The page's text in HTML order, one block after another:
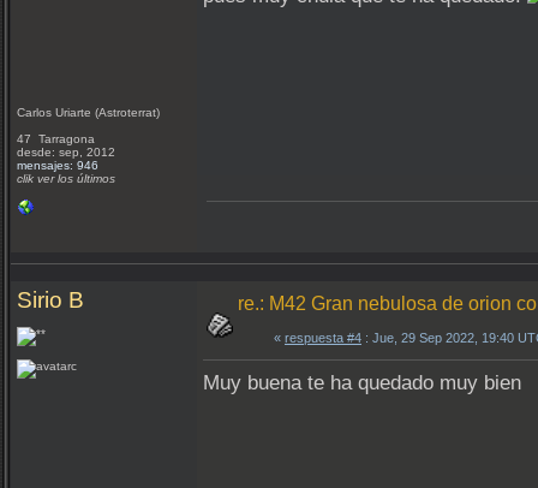
Carlos Uriarte (Astroterrat)
47 Tarragona
desde: sep, 2012
mensajes: 946
clik ver los últimos
Sirio B re.: M42 Gran nebulosa de orion
« respuesta #4 : Jue, 29 Sep 2022, 19:40
Muy buena te ha quedado muy bien